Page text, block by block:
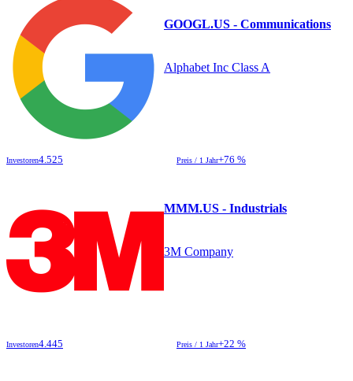
GOOGL.US - Communications
Alphabet Inc Class A
Investoren4.525 Preis / 1 Jahr+76 %
MMM.US - Industrials
3M Company
Investoren4.445 Preis / 1 Jahr+22 %